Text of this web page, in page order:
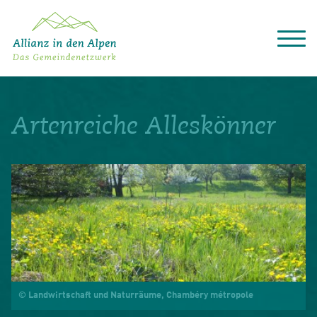
Projekte
Aktuelles
Termine
DeutschItalianoFrançaisSlovenščinaEnglish
Artenreiche Alleskönner
© Landwirtschaft und Naturräume, Chambéry métropole